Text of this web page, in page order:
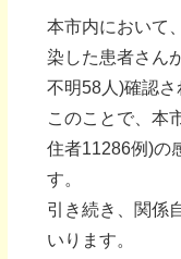
本市内において
染した患者さん
不明58人)確認さ
このことで、本
住者11286例)の
す。
引き続き、関係
いります。